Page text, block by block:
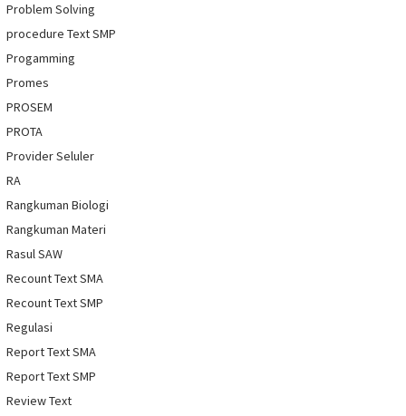
Problem Solving
procedure Text SMP
Progamming
Promes
PROSEM
PROTA
Provider Seluler
RA
Rangkuman Biologi
Rangkuman Materi
Rasul SAW
Recount Text SMA
Recount Text SMP
Regulasi
Report Text SMA
Report Text SMP
Review Text